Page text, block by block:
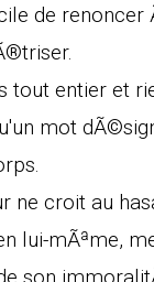
de renoncer
tout entier et
mot
ne croit au
lui-mÃªme,
son